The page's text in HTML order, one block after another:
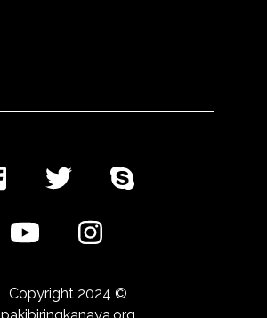
Copyright 2024 ©